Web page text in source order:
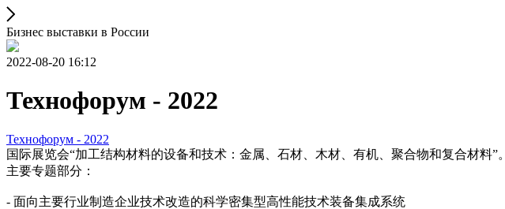
Бизнес выставки в России
2022-08-20 16:12
Технофорум - 2022
Технофорум - 2022
国际展览会“加工结构材料的设备和技术：金属、石材、木材、有机、聚合物和复合材料”。
主要专题部分：
- 面向主要行业制造企业技术改造的科学密集型高性能技术装备集成系统